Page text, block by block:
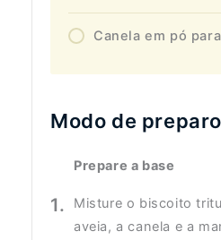
Canela em pó
Modo de preparo
Prepare a base
Misture o biscoito
aveia, a canela e a